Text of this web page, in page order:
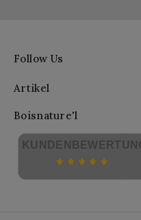
Follow Us
Artikel
Boisnature'l